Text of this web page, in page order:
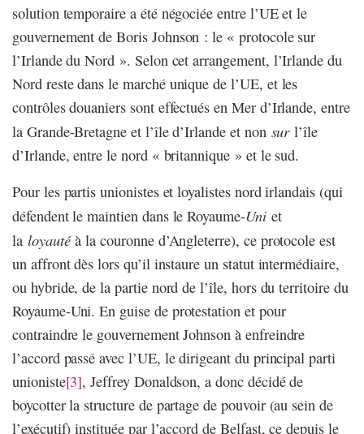
solution temporaire a été négociée entre l’UE et le
gouvernement de Boris Johnson : le « protocole sur
l’Irlande du Nord ». Selon cet arrangement, l’Irlande du
Nord reste dans le marché unique de l’UE, et les
contrôles douaniers sont effectués en Mer d’Irlande, entre
la Grande-Bretagne et l’île d’Irlande et non surl’île
d’Irlande, entre le nord « britannique » et le sud.
Pour les partis unionistes et loyalistes nord irlandais (qui
défendent le maintien dans le Royaume-Uniet
la loyautéà la couronne d’Angleterre), ce protocole est
un affront dès lors qu’il instaure un statut intermédiaire,
ou hybride, de la partie nord de l’île, hors du territoire du
Royaume-Uni. En guise de protestation et pour
contraindre le gouvernement Johnson à enfreindre
l’accord passé avec l’UE, le dirigeant du principal parti
unioniste[3], Jeffrey Donaldson, a donc décidé de
boycotter la structure de partage de pouvoir (au sein de
l’exécutif) instituée par l’accord de Belfast, ce depuis le